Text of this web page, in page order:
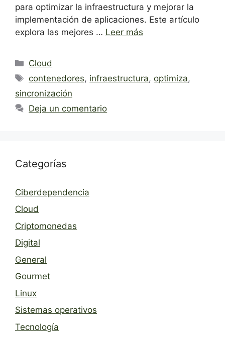
para optimizar la infraestructura y mejorar la
implementación de aplicaciones. Este artículo
explora las mejores … Leer más
Categorías
Cloud
Etiquetas
contenedores, infraestructura,optimiza,
sincronización
Deja un comentario
Categorías
Ciberdependencia
Cloud
Criptomonedas
Digital
General
Gourmet
Linux
Sistemas operativos
Tecnología